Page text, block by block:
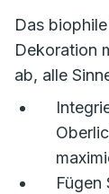
Das
Dekoration
ab, alle
Fügen